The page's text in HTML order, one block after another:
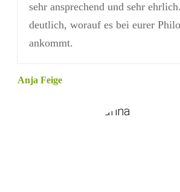
sehr ansprechend und sehr
deutlich, worauf es bei eurer
ankommt.
Anja Feige